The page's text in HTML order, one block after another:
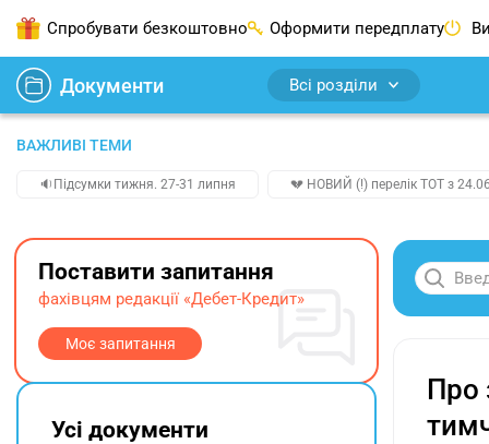
Спробувати безкоштовно Оформити передплату
Документи Всі розділи
ВАЖЛИВІ ТЕМИ
🔉Підсумки тижня. 27-31 липня 💔 НОВИЙ (!) перелік ТОТ з
Про
Поставити запитання
фахівцям редакції «Дебет-Кредит»
Моє запитання
Усі документи